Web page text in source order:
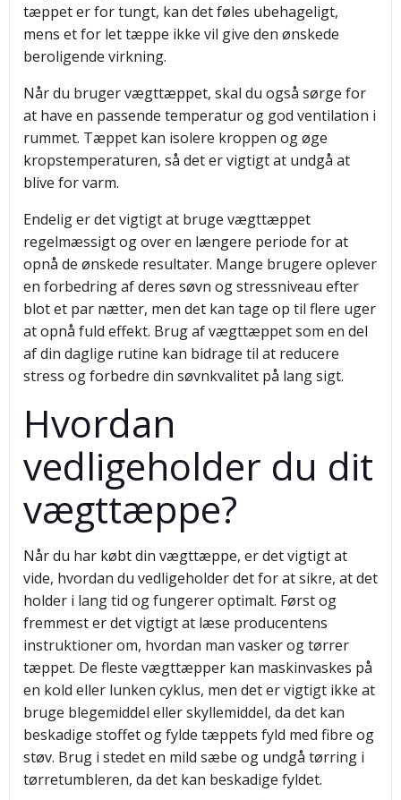
tæppet er for tungt, kan det føles ubehageligt,
mens et for let tæppe ikke vil give den ønskede
beroligende virkning.
Når du bruger vægttæppet, skal du også sørge for
at have en passende temperatur og god ventilation i
rummet. Tæppet kan isolere kroppen og øge
kropstemperaturen, så det er vigtigt at undgå at
blive for varm.
Endelig er det vigtigt at bruge vægttæppet
regelmæssigt og over en længere periode for at
opnå de ønskede resultater. Mange brugere oplever
en forbedring af deres søvn og stressniveau efter
blot et par nætter, men det kan tage op til flere uger
at opnå fuld effekt. Brug af vægttæppet som en del
af din daglige rutine kan bidrage til at reducere
stress og forbedre din søvnkvalitet på lang sigt.
Hvordan
vedligeholder du dit
vægttæppe?
Når du har købt din vægttæppe, er det vigtigt at
vide, hvordan du vedligeholder det for at sikre, at det
holder i lang tid og fungerer optimalt. Først og
fremmest er det vigtigt at læse producentens
instruktioner om, hvordan man vasker og tørrer
tæppet. De fleste vægttæpper kan maskinvaskes på
en kold eller lunken cyklus, men det er vigtigt ikke at
bruge blegemiddel eller skyllemiddel, da det kan
beskadige stoffet og fylde tæppets fyld med fibre og
støv. Brug i stedet en mild sæbe og undgå tørring i
tørretumbleren, da det kan beskadige fyldet.